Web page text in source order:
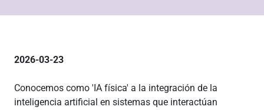
2026-03-23
Conocemos como 'IA física' a la integración de la
inteligencia artificial en sistemas que interactúan